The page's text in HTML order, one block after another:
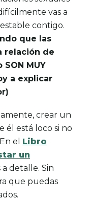
vas a
contigo.
que las
relación de
MUY
a explicar
crear un
él está loco si no
el Libro
un
detalle. Sin
que puedas